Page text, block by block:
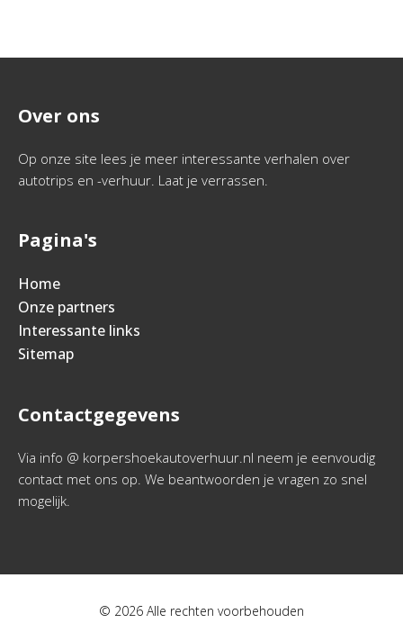
Over ons
Op onze site lees je meer interessante verhalen over
autotrips en -verhuur. Laat je verrassen.
Pagina's
Home
Onze partners
Interessante links
Sitemap
Contactgegevens
Via info @ korpershoekautoverhuur.nl neem je eenvoudig
contact met ons op. We beantwoorden je vragen zo snel
mogelijk.
© 2026 Alle rechten voorbehouden